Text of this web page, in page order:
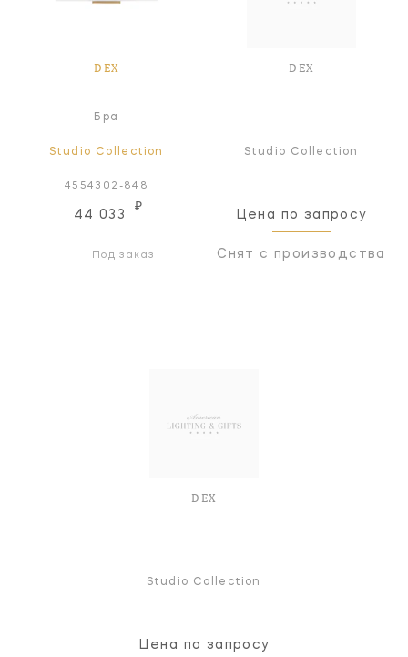
DEX
Бра
Studio Collection
4554302-848
44 033
₽
Под заказ
DEX
Studio Collection
Цена по запросу
Снят с производства
DEX
Studio Collection
Цена по запросу